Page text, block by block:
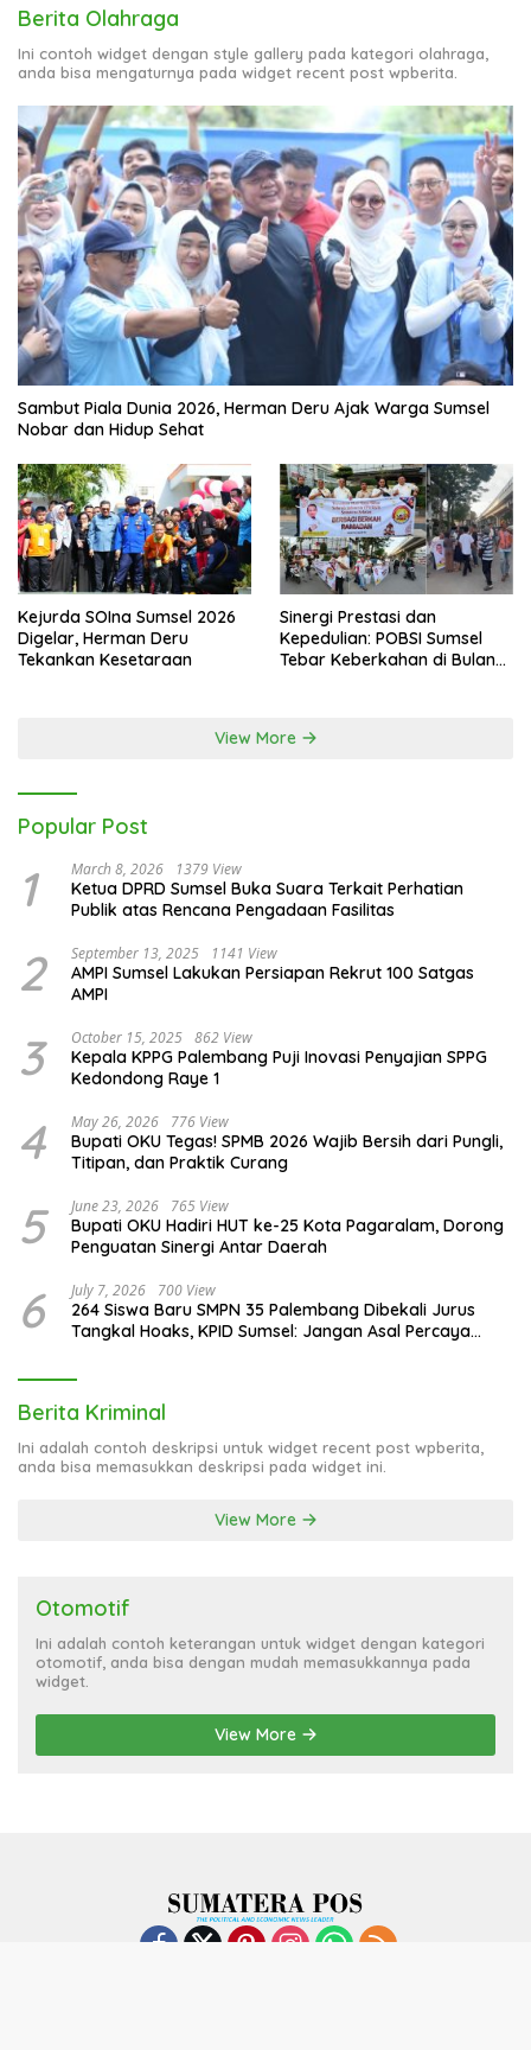
Berita Olahraga
Ini contoh widget dengan style gallery pada kategori olahraga,
anda bisa mengaturnya pada widget recent post wpberita.
Sambut Piala Dunia 2026, Herman Deru Ajak Warga Sumsel
Nobar dan Hidup Sehat
Kejurda SOIna Sumsel 2026
Digelar, Herman Deru
Tekankan Kesetaraan
Sinergi Prestasi dan
Kepedulian: POBSI Sumsel
Tebar Keberkahan di Bulan
View More
Popular Post
1 March 8, 2026 1379 View
Ketua DPRD Sumsel Buka Suara Terkait Perhatian
Publik atas Rencana Pengadaan Fasilitas
2 September 13, 2025 1141 View
AMPI Sumsel Lakukan Persiapan Rekrut 100 Satgas
AMPI
3 October 15, 2025 862 View
Kepala KPPG Palembang Puji Inovasi Penyajian SPPG
Kedondong Raye 1
4 May 26, 2026 776 View
Bupati OKU Tegas! SPMB 2026 Wajib Bersih dari Pungli,
Titipan, dan Praktik Curang
5 June 23, 2026 765 View
Bupati OKU Hadiri HUT ke-25 Kota Pagaralam, Dorong
Penguatan Sinergi Antar Daerah
6 July 7, 2026 700 View
264 Siswa Baru SMPN 35 Palembang Dibekali Jurus
Tangkal Hoaks, KPID Sumsel: Jangan Asal Percaya
Berita Kriminal
Ini adalah contoh deskripsi untuk widget recent post wpberita,
anda bisa memasukkan deskripsi pada widget ini.
View More
Otomotif
Ini adalah contoh keterangan untuk widget dengan kategori
otomotif, anda bisa dengan mudah memasukkannya pada
widget.
View More